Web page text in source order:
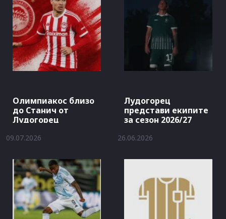
Олимпиакос близо
до Станич от
Лудогорец
09.07.2026
Лудогорец
представи екипите
за сезон 2026/27
26.06.2026